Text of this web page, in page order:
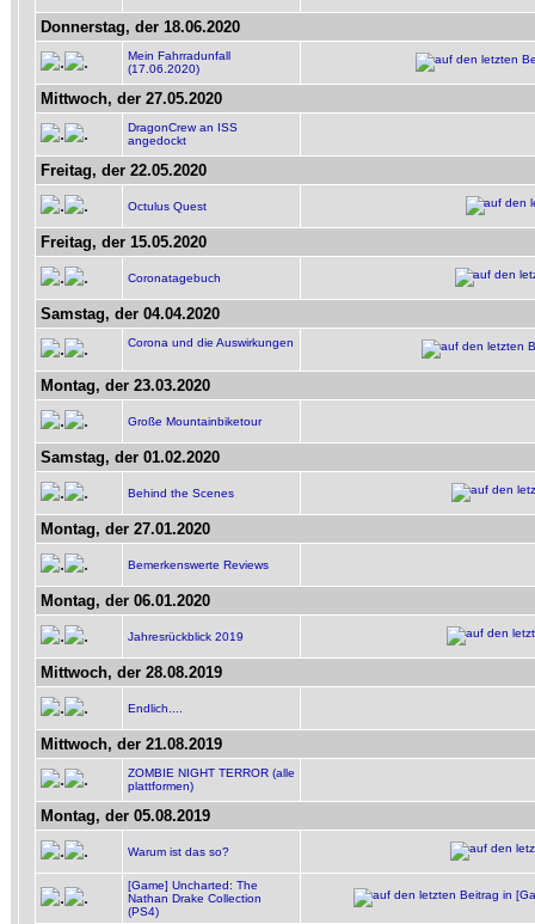
Donnerstag, der 18.06.2020
Mein Fahrradunfall
(17.06.2020)
Mittwoch, der 27.05.2020
DragonCrew an ISS
angedockt
Freitag, der 22.05.2020
Octulus Quest
Freitag, der 15.05.2020
Coronatagebuch
Samstag, der 04.04.2020
Corona und die Auswirkungen
Montag, der 23.03.2020
Große Mountainbiketour
Samstag, der 01.02.2020
Behind the Scenes
Montag, der 27.01.2020
Bemerkenswerte Reviews
Montag, der 06.01.2020
Jahresrückblick 2019
Mittwoch, der 28.08.2019
Endlich....
Mittwoch, der 21.08.2019
ZOMBIE NIGHT TERROR (alle
plattformen)
Montag, der 05.08.2019
Warum ist das so?
[Game] Uncharted: The
Nathan Drake Collection
(PS4)